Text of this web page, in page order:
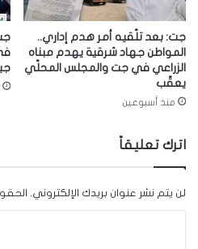
جت: بعد تلّقيه أمر هدم إداري..
المواطن جهاد شرقية يهدم مبناه
الزراعي في جت والمجلس المحلّي
يعقّب
منذ أسبوعين
اترك تعليقاً
لن يتم نشر عنوان بريدك الإلكتروني.